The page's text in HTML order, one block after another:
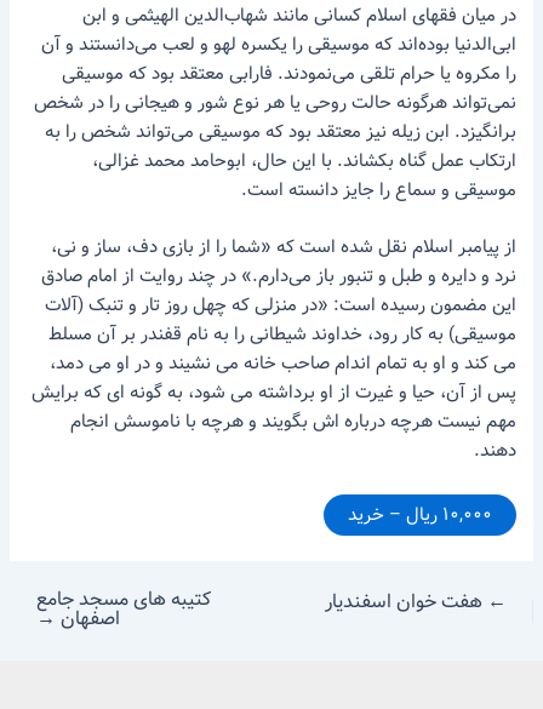
در میان فقهای اسلام کسانی مانند شهاب‌الدین الهیثمی و ابن
ابی‌الدنیا بوده‌اند که موسیقی را یکسره لهو و لعب می‌دانستند و آن
را مکروه یا حرام تلقی می‌نمودند. فارابی معتقد بود که موسیقی
نمی‌تواند هرگونه حالت روحی یا هر نوع شور و هیجانی را در شخص
برانگیزد. ابن زیله نیز معتقد بود که موسیقی می‌تواند شخص را به
ارتکاب عمل گناه بکشاند. با این حال، ابوحامد محمد غزالی،
موسیقی و سماع را جایز دانسته است.
از پیامبر اسلام نقل شده است که «شما را از بازی دف، ساز و نی،
نرد و دایره و طبل و تنبور باز می‌دارم.» در چند روایت از امام صادق
این مضمون رسیده است: «در منزلی که چهل روز تار و تنبک (آلات
موسیقی) به کار رود، خداوند شیطانی را به نام قفندر بر آن مسلط
می کند و او به تمام اندام صاحب خانه می نشیند و در او می دمد،
پس از آن، حیا و غیرت از او برداشته می شود، به گونه ای که برایش
مهم نیست هرچه درباره اش بگویند و هرچه با ناموسش انجام
دهند.
۱۰,۰۰۰ ریال – خرید
← هفت خوان اسفندیار کتیبه های مسجد جامع
اصفهان →